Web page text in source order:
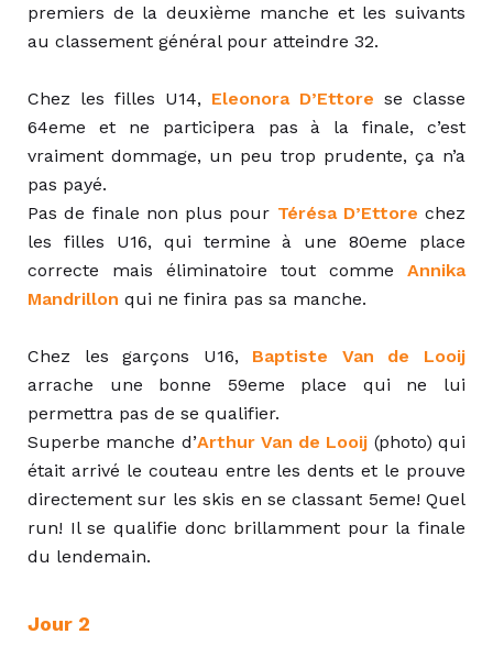
premiers de la deuxième manche et les suivants
au classement général pour atteindre 32.
Chez les filles U14, Eleonora D’Ettore se classe
64eme et ne participera pas à la finale, c’est
vraiment dommage, un peu trop prudente, ça n’a
pas payé.
Pas de finale non plus pour Térésa D’Ettore chez
les filles U16, qui termine à une 80eme place
correcte mais éliminatoire tout comme Annika
Mandrillon qui ne finira pas sa manche.
Chez les garçons U16, Baptiste Van de Looij
arrache une bonne 59eme place qui ne lui
permettra pas de se qualifier.
Superbe manche d’Arthur Van de Looij (photo) qui
était arrivé le couteau entre les dents et le prouve
directement sur les skis en se classant 5eme! Quel
run! Il se qualifie donc brillamment pour la finale
du lendemain.
Jour 2